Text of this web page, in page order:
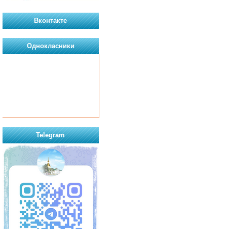
Вконтакте
Однокласники
Telegram